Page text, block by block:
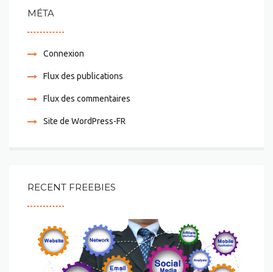
MÉTA
Connexion
Flux des publications
Flux des commentaires
Site de WordPress-FR
RECENT FREEBIES